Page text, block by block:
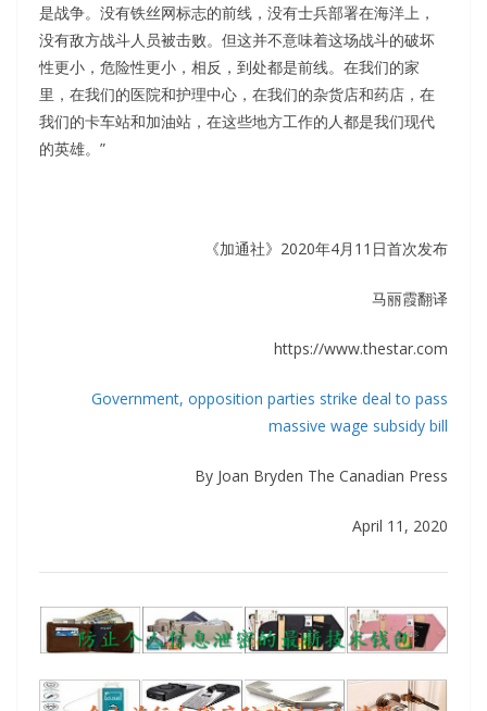
是战争。没有铁丝网标志的前线，没有士兵部署在海洋上，
没有敌方战斗人员被击败。但这并不意味着这场战斗的破坏
性更小，危险性更小，相反，到处都是前线。在我们的家
里，在我们的医院和护理中心，在我们的杂货店和药店，在
我们的卡车站和加油站，在这些地方工作的人都是我们现代
的英雄。”
《加通社》2020年4月11日首次发布
马丽霞翻译
https://www.thestar.com
Government, opposition parties strike deal to pass
massive wage subsidy bill
By Joan Bryden The Canadian Press
April 11, 2020